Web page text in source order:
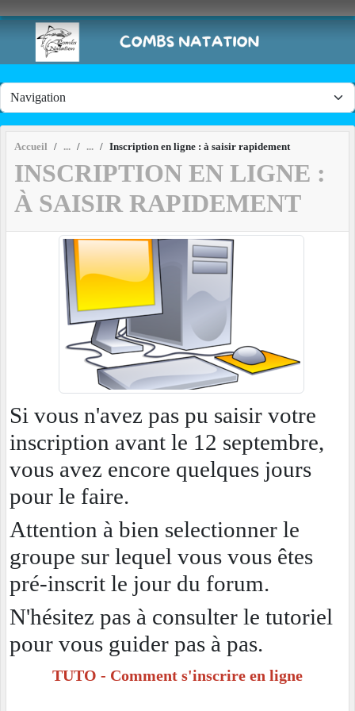
Accueil Inscription en ligne : à saisir rapidement
INSCRIPTION EN LIGNE :
À SAISIR RAPIDEMENT
Si vous n'avez pas pu saisir votre
inscription avant le 12 septembre,
vous avez encore quelques jours
pour le faire.
Attention à bien selectionner le
groupe sur lequel vous vous êtes
pré-inscrit le jour du forum.
N'hésitez pas à consulter le tutoriel
pour vous guider pas à pas.
TUTO - Comment s'inscrire en ligne